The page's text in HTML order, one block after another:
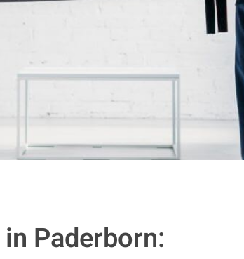
in Paderborn: